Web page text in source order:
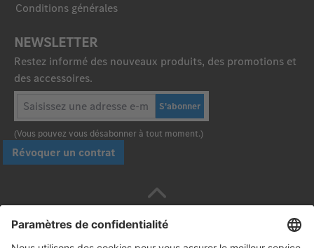
Conditions générales
NEWSLETTER
Restez informé des nouveaux produits, des promotions et
des accessoires.
S'abonner
(Vous pouvez vous désabonner à tout moment.)
Révoquer un contrat